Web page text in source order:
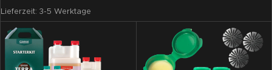
Lieferzeit: 3-5 Werktage